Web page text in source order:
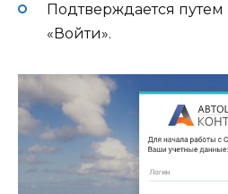
Подтверждается
«Войти».